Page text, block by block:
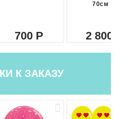
700
70см
2 800
К ЗАКАЗУ